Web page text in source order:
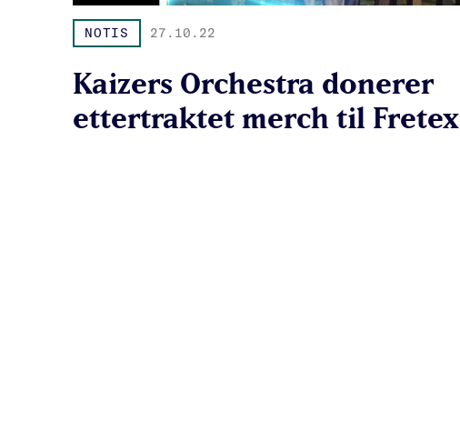
NOTIS 27.10.22
Kaizers Orchestra donerer
ettertraktet merch til Fretex